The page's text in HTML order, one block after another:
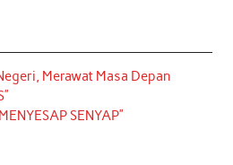
Merawat Masa Depan
SENYAP”